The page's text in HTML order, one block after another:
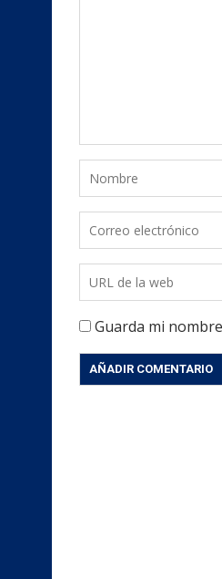
Guarda mi